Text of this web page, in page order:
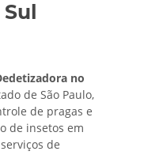
no
de São Paulo,
de pragas e
de insetos em
de